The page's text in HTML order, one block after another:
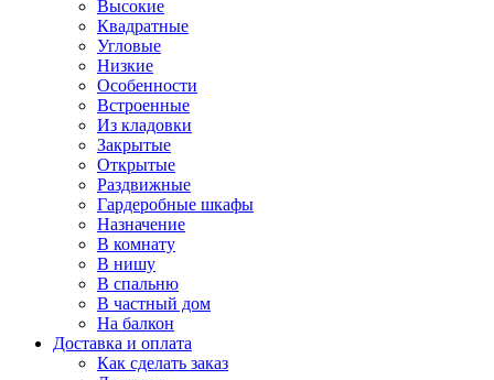
Высокие
Квадратные
Угловые
Низкие
Особенности
Встроенные
Из кладовки
Закрытые
Открытые
Раздвижные
Гардеробные шкафы
Назначение
В комнату
В нишу
В спальню
В частный дом
На балкон
Доставка и оплата
Как сделать заказ